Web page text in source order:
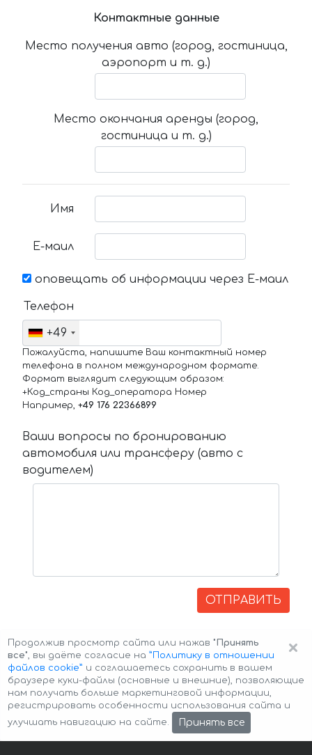
Контактные данные
Место получения авто (город, гостиница,
аэропорт и т. д.)
Место окончания аренды (город,
гостиница и т. д.)
Имя
Е-маил
оповещать об информации через Е-маил
Телефон
+49
Пожалуйста, напишите Ваш контактный номер
телефона в полном международном формате.
Формат выглядит следующим образом:
+Код_страны Код_оператора Номер
Например, +49 176 22366899
Ваши вопросы по бронированию
автомобиля или трансферу (авто с
водителем)
ОТПРАВИТЬ
Авторские права © 2026 Авто-Аренда Cookie Policy
×
Продолжив просмотр сайта или нажав "Принять
все", вы даёте согласие на ”Политику в отношении
файлов cookie” и соглашаетесь сохранить в вашем
браузере куки-файлы (основные и внешние), позволяющие
нам получать больше маркетинговой информации,
регистрировать особенности использования сайта и
улучшать навигацию на сайте.
Принять все